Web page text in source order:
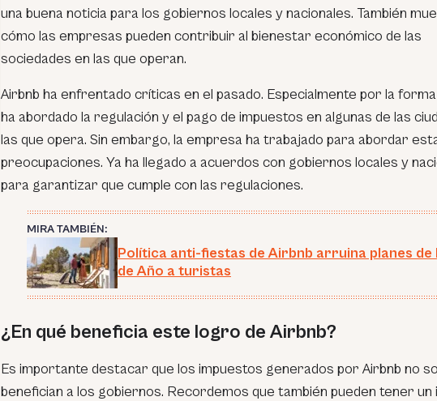
una buena noticia para los gobiernos locales y nacionales. También
cómo las empresas pueden contribuir al bienestar económico de las
sociedades en las que operan.
Airbnb ha enfrentado críticas en el pasado. Especialmente por la
ha abordado la regulación y el pago de impuestos en algunas de las
las que opera. Sin embargo, la empresa ha trabajado para abordar
preocupaciones. Ya ha llegado a acuerdos con gobiernos locales y
para garantizar que cumple con las regulaciones.
MIRA TAMBIÉN:
Política anti-fiestas de Airbnb arruina planes de
de Año a turistas
¿En qué beneficia este logro de Airbnb?
Es importante destacar que los impuestos generados por Airbnb no
benefician a los gobiernos. Recordemos que también pueden tener un